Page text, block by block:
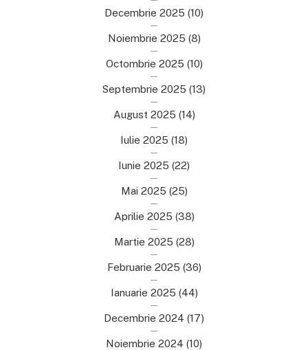
Decembrie 2025 (10)
Noiembrie 2025 (8)
Octombrie 2025 (10)
Septembrie 2025 (13)
August 2025 (14)
Iulie 2025 (18)
Iunie 2025 (22)
Mai 2025 (25)
Aprilie 2025 (38)
Martie 2025 (28)
Februarie 2025 (36)
Ianuarie 2025 (44)
Decembrie 2024 (17)
Noiembrie 2024 (10)